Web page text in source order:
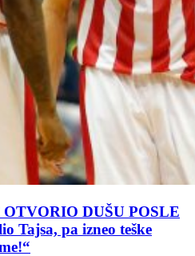
DUŠU POSLE
Tajsa, pa izneo teške